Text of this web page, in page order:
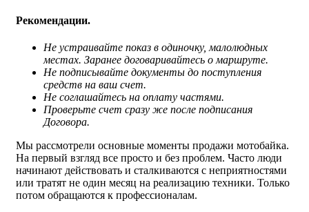
Рекомендации.
Не устраивайте показ в одиночку, малолюдных
местах. Заранее договаривайтесь о маршруте.
Не подписывайте документы до поступления
средств на ваш счет.
Не соглашайтесь на оплату частями.
Проверьте счет сразу же после подписания
Договора.
Мы рассмотрели основные моменты продажи мотобайка.
На первый взгляд все просто и без проблем. Часто люди
начинают действовать и сталкиваются с неприятностями
или тратят не один месяц на реализацию техники. Только
потом обращаются к профессионалам.